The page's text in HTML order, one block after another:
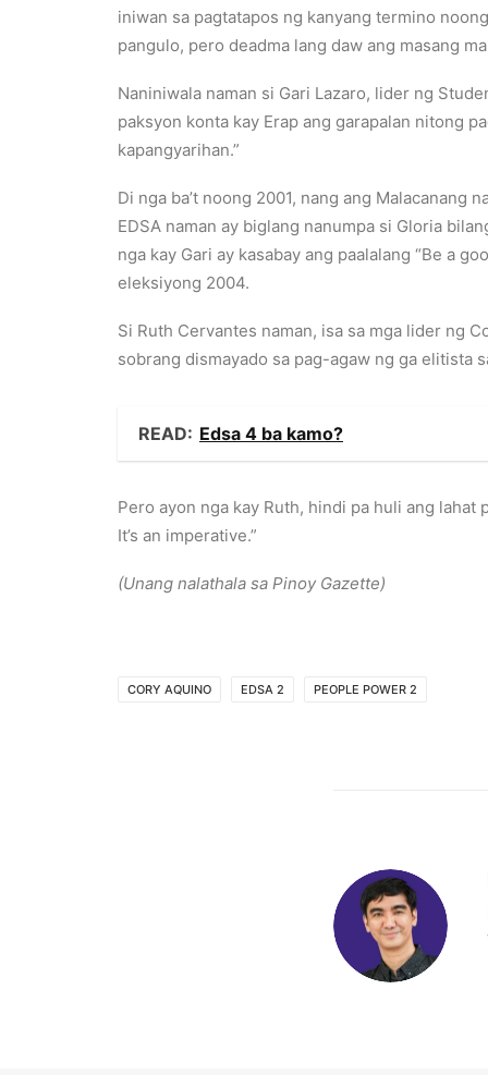
iniwan sa pagtatapos ng kanyang termino
pangulo, pero deadma lang daw ang masang
Naniniwala naman si Gari Lazaro, lider ng
paksyon konta kay Erap ang garapalan nitong
kapangyarihan.”
Di nga ba’t noong 2001, nang ang
EDSA naman ay biglang nanumpa si Gloria
nga kay Gari ay kasabay ang paalalang “Be a
eleksiyong 2004.
Si Ruth Cervantes naman, isa sa mga lider ng
sobrang dismayado sa pag-agaw ng ga elitista
READ: Edsa 4 ba kamo?
Pero ayon nga kay Ruth, hindi pa huli ang
It’s an imperative.”
(Unang nalathala sa Pinoy Gazette)
CORY AQUINO EDSA 2 PEOPLE POWER 2